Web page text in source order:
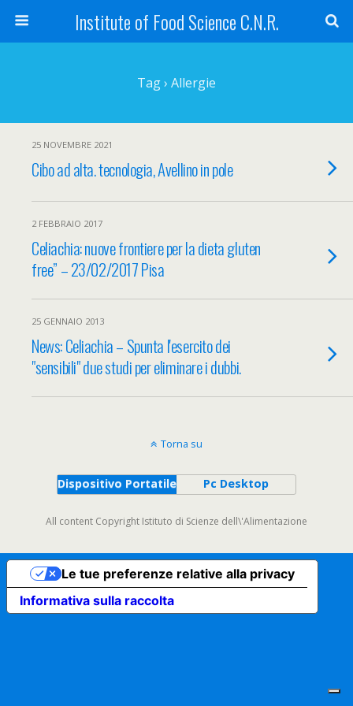
Institute of Food Science C.N.R.
Tag › Allergie
25 NOVEMBRE 2021
Cibo ad alta. tecnologia, Avellino in pole
2 FEBBRAIO 2017
Celiachia: nuove frontiere per la dieta gluten
free” – 23/02/2017 Pisa
25 GENNAIO 2013
News: Celiachia – Spunta l'esercito dei
"sensibili" due studi per eliminare i dubbi.
Torna su
Dispositivo Portatile Pc Desktop
All content Copyright Istituto di Scienze dell\'Alimentazione
Informativa sulla raccolta
Le tue preferenze relative alla privacy